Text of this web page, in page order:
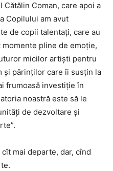
Coman, care apoi a
Copilului am avut
de copii talentați, care au
pline de emoție,
micilor artiști pentru
și părinților care îi susțin la
frumoasă investiție în
noastră este să le
de dezvoltare și
mai departe, dar, cînd